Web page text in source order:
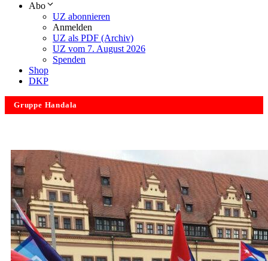
Abo
UZ abonnieren
Anmelden
UZ als PDF (Archiv)
UZ vom 7. August 2026
Spenden
Shop
DKP
Gruppe Handala